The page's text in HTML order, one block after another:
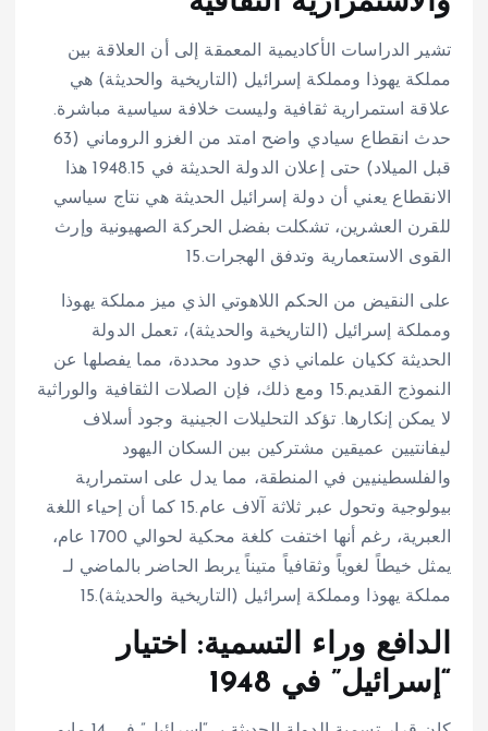
تشير الدراسات الأكاديمية المعمقة إلى أن العلاقة بين
مملكة يهوذا ومملكة إسرائيل (التاريخية والحديثة) هي
علاقة استمرارية ثقافية وليست خلافة سياسية مباشرة.
حدث انقطاع سيادي واضح امتد من الغزو الروماني (63
قبل الميلاد) حتى إعلان الدولة الحديثة في 1948. 15
هذا
الانقطاع يعني أن دولة إسرائيل الحديثة هي نتاج سياسي
للقرن العشرين، تشكلت بفضل الحركة الصهيونية وإرث
القوى الاستعمارية وتدفق الهجرات.15
على النقيض من الحكم اللاهوتي الذي ميز مملكة يهوذا
ومملكة إسرائيل (التاريخية والحديثة)، تعمل الدولة
الحديثة ككيان علماني ذي حدود محددة، مما يفصلها عن
النموذج القديم.15 ومع ذلك، فإن الصلات الثقافية والوراثية
لا يمكن إنكارها. تؤكد التحليلات الجينية وجود أسلاف
ليفانتيين عميقين مشتركين بين السكان اليهود
والفلسطينيين في المنطقة، مما يدل على استمرارية
بيولوجية وتحول عبر ثلاثة آلاف عام.15 كما أن إحياء اللغة
العبرية، رغم أنها اختفت كلغة محكية لحوالي 1700 عام،
يمثل خيطاً لغوياً وثقافياً متيناً يربط الحاضر بالماضي لـ
مملكة يهوذا ومملكة إسرائيل (التاريخية والحديثة).15
الدافع وراء التسمية: اختيار
“إسرائيل” في 1948